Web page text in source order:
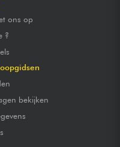
ons op
?
bekijken